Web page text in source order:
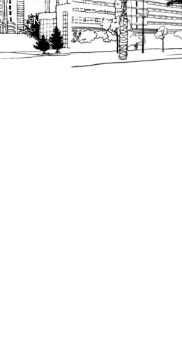
כל הזכויות שמורות
הנוסח המחייב הוא זה